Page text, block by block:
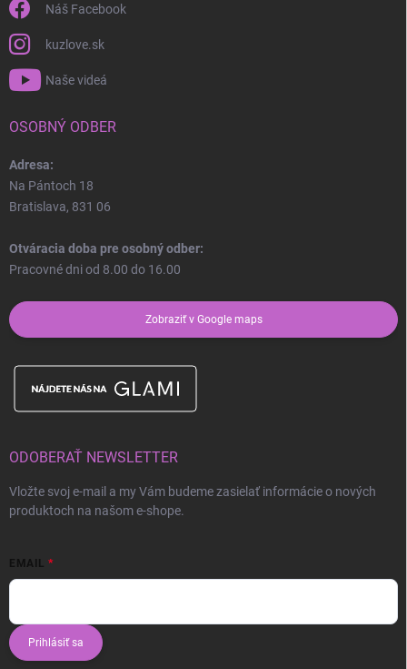
Náš Facebook
kuzlove.sk
Naše videá
OSOBNÝ ODBER
Adresa:
Na Pántoch 18
Bratislava, 831 06
Otváracia doba pre osobný odber:
Pracovné dni od 8.00 do 16.00
Zobraziť v Google maps
ODOBERAŤ NEWSLETTER
Vložte svoj e-mail a my Vám budeme zasielať informácie o nových
produktoch na našom e-shope.
EMAIL
Prihlásiť sa